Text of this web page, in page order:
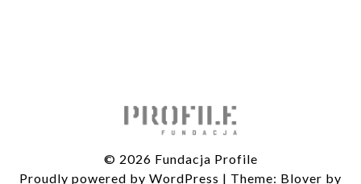
© 2026 Fundacja Profile
Proudly powered by WordPress | Theme: Blover by